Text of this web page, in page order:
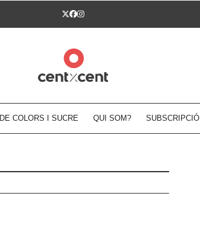
Twitter
Facebook
Instagram
DE COLORS I SUCRE QUI SOM? SUBSCRIPCIÓ